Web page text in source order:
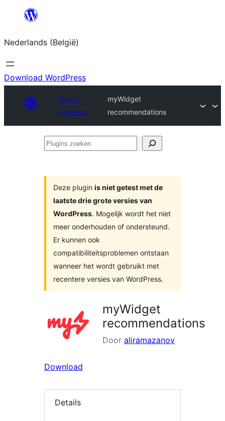
Spring
de
inhoud
Nederlands (België)
Download WordPress
Plugin
Directory
myWidget
recommendations
Plugins
Deze plugin is niet getest met de
laatste drie grote versies van
WordPress. Mogelijk wordt het niet
meer onderhouden of ondersteund.
Er kunnen ook
compatibiliteitsproblemen ontstaan
wanneer het wordt gebruikt met
recentere versies van WordPress.
myWidget
recommendations
Door aliramazanov
Download
Details